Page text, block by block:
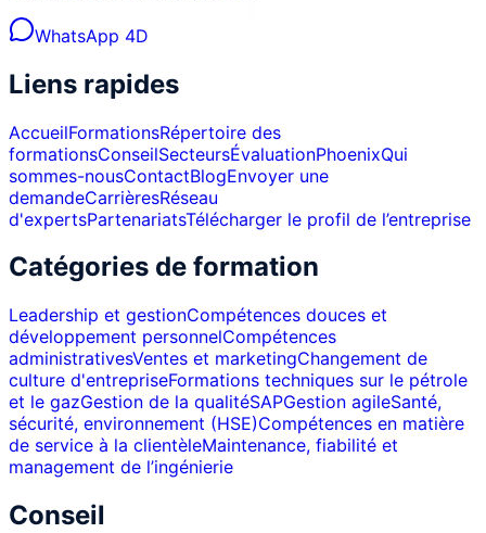
WhatsApp 4D
Liens rapides
AccueilFormationsRépertoire des
formationsConseilSecteursÉvaluationPhoenixQui
sommes-nousContactBlogEnvoyer une
demandeCarrièresRéseau
d'expertsPartenariatsTélécharger le profil de l’entreprise
Catégories de formation
Leadership et gestionCompétences douces et
développement personnelCompétences
administrativesVentes et marketingChangement de
culture d'entrepriseFormations techniques sur le pétrole
et le gazGestion de la qualitéSAPGestion agileSanté,
sécurité, environnement (HSE)Compétences en matière
de service à la clientèleMaintenance, fiabilité et
management de l’ingénierie
Conseil